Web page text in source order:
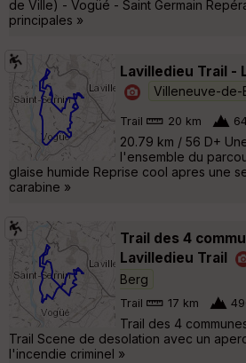
de Ville) - Vogüé - Saint Germain
principales »
Lavilledieu Trail -
Villeneuve-de-
Trail 20 km
20.79 km / 56 D+
l'ensemble du
glaise humide Reprise cool apres une
carabine »
Trail des 4
Lavilledieu Trail
Berg
Trail 17 km
Trail des 4
Trail Scene de desolation avec un
l'incendie criminel »